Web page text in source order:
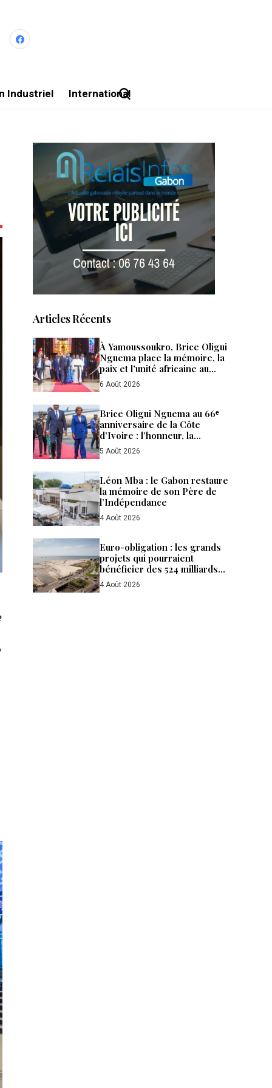
Industriel International
Articles Récents
À Yamoussoukro, Brice Oligui
Nguema place la mémoire, la
paix et l’unité africaine au
cœur de sa diplomatie
6 Août 2026
Brice Oligui Nguema au 66ᵉ
anniversaire de la Côte
d’Ivoire : l’honneur, la
diplomatie et les affaires
5 Août 2026
Léon Mba : le Gabon restaure
la mémoire de son Père de
l’Indépendance
4 Août 2026
Euro-obligation : les grands
projets qui pourraient
bénéficier des 524 milliards
de FCFA levés par le Gabon
4 Août 2026